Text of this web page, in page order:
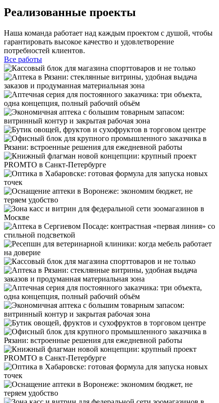
Реализованные проекты
Наша команда работает над каждым проектом с душой, чтобы
гарантировать высокое качество и удовлетворение
потребностей клиентов.
Все работы